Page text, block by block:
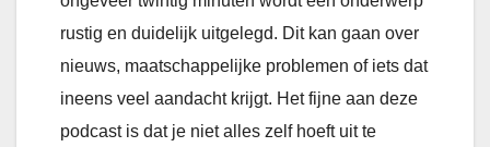
rustig en duidelijk uitgelegd. Dit kan gaan over
nieuws, maatschappelijke problemen of iets dat
ineens veel aandacht krijgt. Het fijne aan deze
podcast is dat je niet alles zelf hoeft uit te